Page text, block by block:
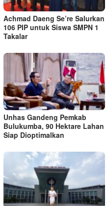
Achmad Daeng Se’re Salurkan
106 PIP untuk Siswa SMPN 1
Takalar
Unhas Gandeng Pemkab
Bulukumba, 90 Hektare Lahan
Siap Dioptimalkan